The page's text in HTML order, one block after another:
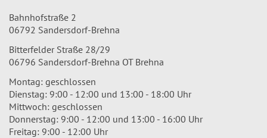
Bahnhofstraße 2
06792 Sandersdorf-Brehna
Bitterfelder Straße 28/29
06796 Sandersdorf-Brehna OT Brehna
Montag: geschlossen
Dienstag: 9:00 - 12:00 und 13:00 - 18:00 Uhr
Mittwoch: geschlossen
Donnerstag: 9:00 - 12:00 und 13:00 - 16:00 Uhr
Freitag: 9:00 - 12:00 Uhr